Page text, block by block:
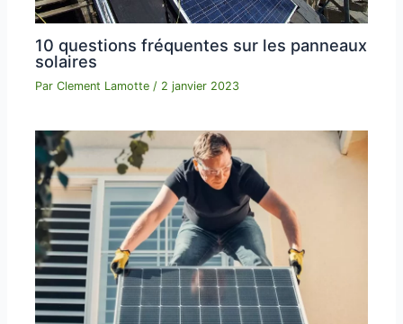
10 questions fréquentes sur les panneaux
solaires
ParClement Lamotte / 2 janvier 2023